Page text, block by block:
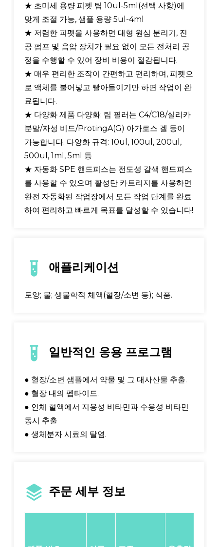
★ 초미세 용량 피펫 팁 10ul-5ml(선택 사항)에
맞게 조절 가능, 샘플 용량 5ul-4ml
★ 저렴한 피펫을 사용하면 대형 원심 분리기, 진
공 펌프 및 음압 장치가 필요 없이 모든 전처리 공
정을 수행할 수 있어 장비 비용이 절감됩니다.
★ 매우 편리한 조작이 간편하고 편리하며, 피펫으
로 액체를 불어넣고 빨아들이기만 하면 작업이 완
료됩니다.
★ 다양화 제품 다양화: 팁 필러는 C4/C18/실리카
분말/자성 비드/ProtingA(G) 아가로스 겔 등이
가능합니다. 다양화 규격: 10ul, 100ul, 200ul,
500ul, 1ml, 5ml 등
★ 자동화 SPE 핸드피스는 전도성 갈색 핸드피스
를 사용할 수 있으며 활성탄 카트리지를 사용하면
완전 자동화된 작업장에서 모든 작업 단계를 완료
하여 편리하고 빠르게 목표를 달성할 수 있습니다!
애플리케이션
토양; 물; 생물학적 체액(혈장/소변 등); 식품.
일반적인 응용 프로그램
● 혈장/소변 샘플에서 약물 및 그 대사산물 추출.
● 혈장 내의 펩타이드.
● 인체 혈액에서 지용성 비타민과 수용성 비타민
동시 추출
● 생체분자 시료의 탈염.
주문 세부 정보